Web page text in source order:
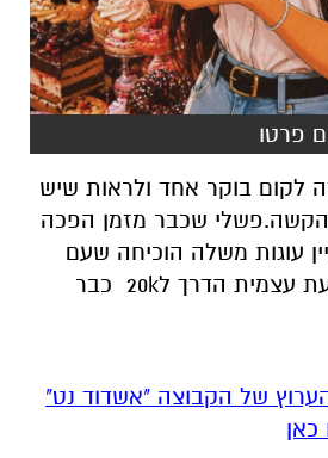
פרטו
לקום בוקר אחד ולראות שיש
שכבר מזמן הפכה
עוגות משלה הוכיחה שעם
כישרון איפה ומשמעת עצמית הדרך ל20k כבר
של הקבוצה "אשדוד נט"